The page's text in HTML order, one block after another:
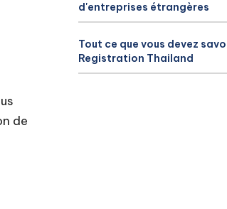
de
d'entreprises étrangères
Tout ce que vous devez
Registration Thailand